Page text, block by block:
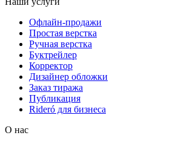
Офлайн-продажи
Простая верстка
Ручная верстка
Буктрейлер
Корректор
Дизайнер обложки
Заказ тиража
Публикация
Rideró для бизнеса
О нас